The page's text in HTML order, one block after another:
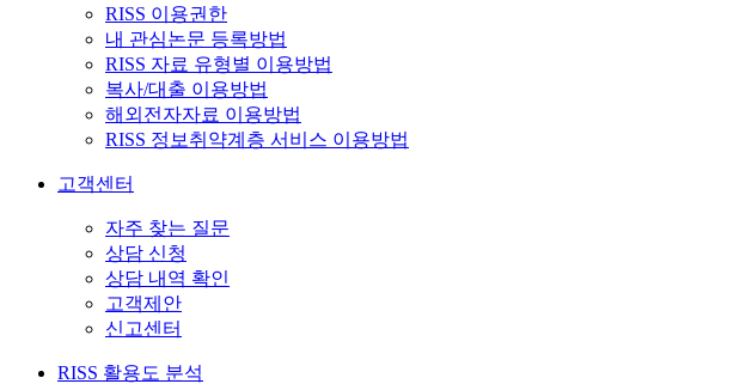
RISS 이용권한
내 관심논문 등록방법
RISS 자료 유형별 이용방법
복사/대출 이용방법
해외전자자료 이용방법
RISS 정보취약계층 서비스 이용방법
고객센터
자주 찾는 질문
상담 신청
상담 내역 확인
고객제안
신고센터
RISS 활용도 분석